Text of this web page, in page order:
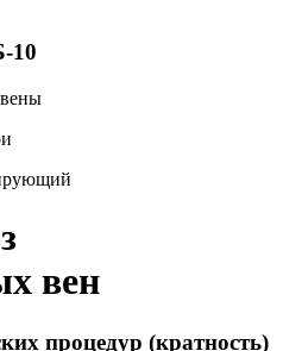
10
вен
процедур (кратность)